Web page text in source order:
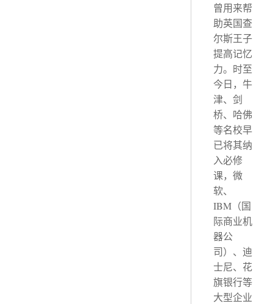
曾用来帮
助英国查
尔斯王子
提高记忆
力。时至
今日，牛
津、剑
桥、哈佛
等名校早
已将其纳
入必修
课，微
软、
IBM（国
际商业机
器公
司）、迪
士尼、花
旗银行等
大型企业